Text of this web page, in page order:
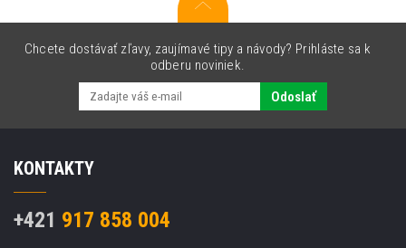
Chcete dostávať zľavy, zaujímavé tipy a návody? Prihláste sa k
odberu noviniek.
Odoslať
KONTAKTY
+421 917 858 004